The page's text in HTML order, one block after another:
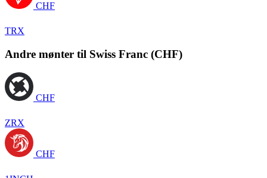
CHF
TRX
Andre mønter til Swiss Franc (CHF)
CHF
ZRX
CHF